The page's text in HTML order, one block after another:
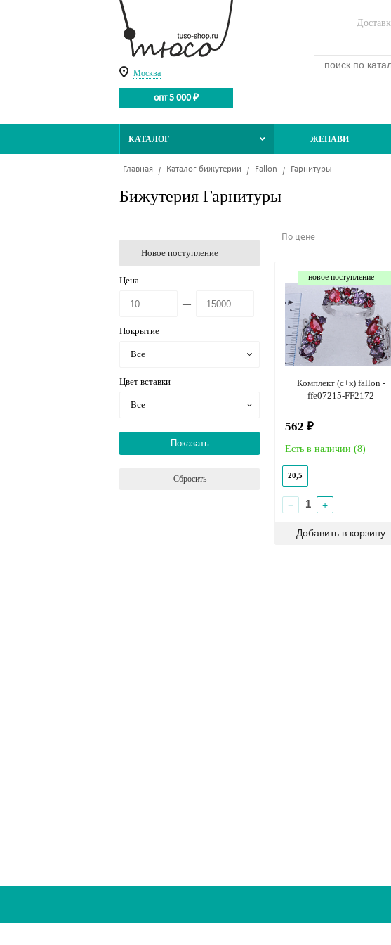
Москва
опт 5 000 ₽
КАТАЛОГ ЖЕНАВИ
Главная Каталог бижутерии Fallon Гарнитуры
Бижутерия Гарнитуры
Новое поступление
Цена
—
Покрытие
Все
Цвет вставки
Все
Показать
Сбросить
По цене
новое поступление
Комплект (с+к) fallon -
ffe07215-FF2172
562 ₽
Есть в наличии (8)
20,5
− +